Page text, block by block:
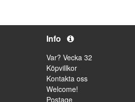
Info
Var? Vecka 32
Köpvillkor
Kontakta oss
Welcome!
Postage